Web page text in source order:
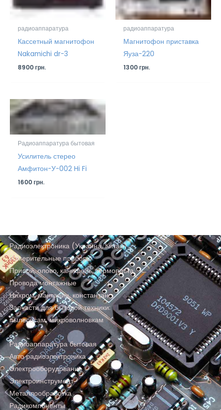
радиоаппаратура
Кассетный магнитофон
Nakamichi dr-3
8900грн.
радиоаппаратура
Магнитофон приставка
Яуза-220
1300грн.
Радиоаппаратура бытовая
Усилитель стерео
Амфитон-У-002 Hi Fi
1600грн.
Радиоэлектроника (Украина, Китай)
Измерительные приборы
Припой, олово, канифоль, термопаста
Провода монтажные
Нихром, манганин, константан
Запчасти для бытовой техники:
пылесосам, микроволновкам
Радиоаппаратура бытовая
Авто радиоэлектроника
Электрооборудование
Электроинструмент
Металлообработка
Радикомпоненты